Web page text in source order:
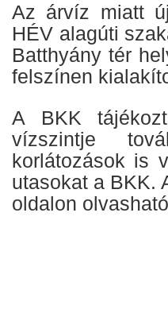
Az árvíz miatt
HÉV alagúti
Batthyány tér
felszínen
A BKK
vízszintje
korlátozások is
utasokat a BKK.
oldalon